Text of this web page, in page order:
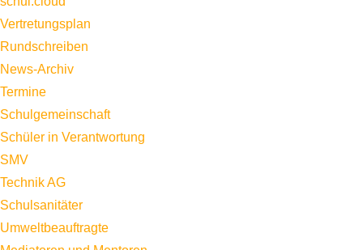
Vertretungsplan
Rundschreiben
News-Archiv
Termine
Schulgemeinschaft
Schüler in Verantwortung
SMV
Technik AG
Schulsanitäter
Umweltbeauftragte